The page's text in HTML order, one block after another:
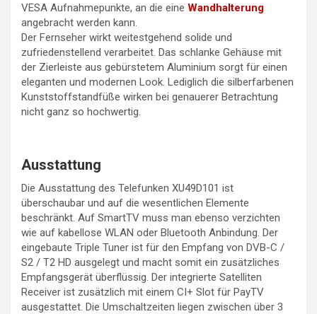
VESA Aufnahmepunkte, an die eine Wandhalterung
angebracht werden kann.
Der Fernseher wirkt weitestgehend solide und
zufriedenstellend verarbeitet. Das schlanke Gehäuse mit
der Zierleiste aus gebürstetem Aluminium sorgt für einen
eleganten und modernen Look. Lediglich die silberfarbenen
Kunststoffstandfüße wirken bei genauerer Betrachtung
nicht ganz so hochwertig.
Ausstattung
Die Ausstattung des Telefunken XU49D101 ist
überschaubar und auf die wesentlichen Elemente
beschränkt. Auf SmartTV muss man ebenso verzichten
wie auf kabellose WLAN oder Bluetooth Anbindung. Der
eingebaute Triple Tuner ist für den Empfang von DVB-C /
S2 / T2 HD ausgelegt und macht somit ein zusätzliches
Empfangsgerät überflüssig. Der integrierte Satelliten
Receiver ist zusätzlich mit einem CI+ Slot für PayTV
ausgestattet. Die Umschaltzeiten liegen zwischen über 3